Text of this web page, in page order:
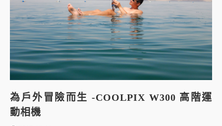
為戶外冒險而生 -COOLPIX W300 高階運
動相機